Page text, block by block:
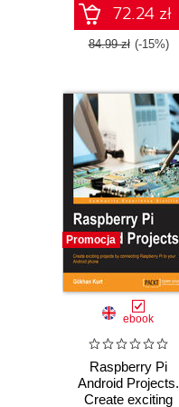
72.24 zł
84.99 zł (-15%)
Promocja
ebook
Raspberry Pi
Android Projects.
Create exciting